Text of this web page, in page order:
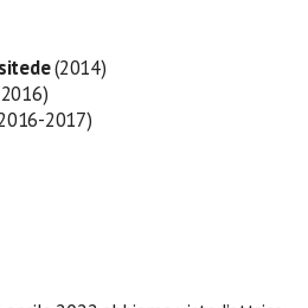
(2014)
2017)